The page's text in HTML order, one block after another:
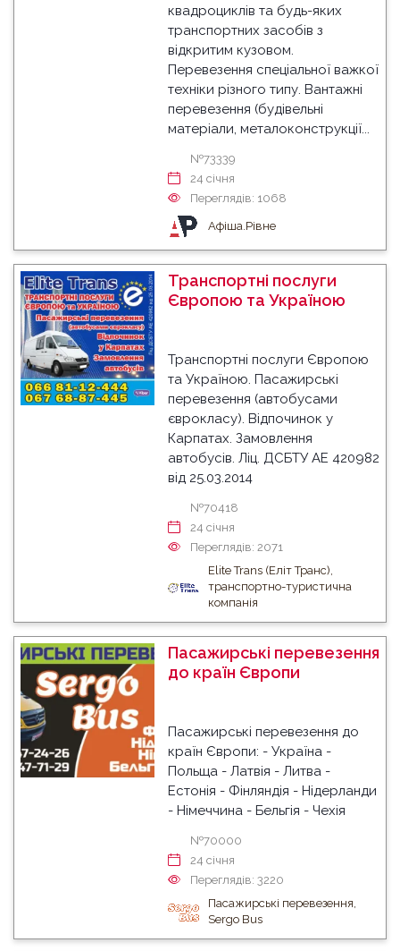
квадроциклів та будь-яких
транспортних засобів з
відкритим кузовом.
Перевезення спеціальної важкої
техніки різного типу. Вантажні
перевезення (будівельні
матеріали, металоконструкції...
№73339
24 cічня
Переглядів: 1068
Афіша.Рівне
Транспортні послуги
Європою та Україною
Транспортні послуги Європою
та Україною. Пасажирські
перевезення (автобусами
єврокласу). Відпочинок у
Карпатах. Замовлення
автобусів. Ліц. ДСБТУ АЕ 420982
від 25.03.2014
№70418
24 cічня
Переглядів: 2071
Elite Trans (Еліт Транс),
транспортно-туристична
компанія
Пасажирські перевезення
до країн Європи
Пасажирські перевезення до
країн Європи: - Україна -
Польща - Латвія - Литва -
Естонія - Фінляндія - Нідерланди
- Німеччина - Бельгія - Чехія
№70000
24 cічня
Переглядів: 3220
Пасажирські перевезення,
Sergo Bus